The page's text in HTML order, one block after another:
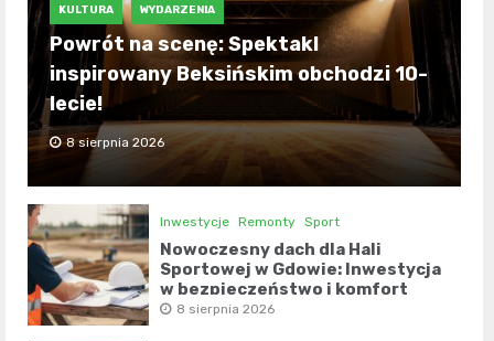
KULTURA WYDARZENIA
Powrót na scenę: Spektakl
inspirowany Beksińskim obchodzi 10-
lecie!
8 sierpnia 2026
Inwestycje Remonty Sport
Nowoczesny dach dla Hali
Sportowej w Gdowie: Inwestycja
w bezpieczeństwo i komfort
8 sierpnia 2026